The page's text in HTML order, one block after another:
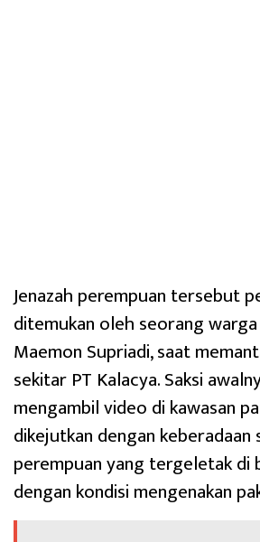
Jenazah perempuan tersebut
ditemukan oleh seorang
Maemon Supriadi, saat
sekitar PT Kalacya. Saksi
mengambil video di kawasan
dikejutkan dengan keberadaan
perempuan yang tergeletak di
dengan kondisi mengenakan